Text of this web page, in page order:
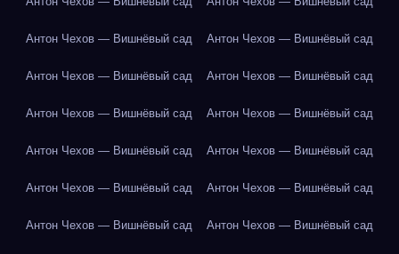
Антон Чехов — Вишнёвый сад Антон Чехов — Вишнёвый сад
Антон Чехов — Вишнёвый сад Антон Чехов — Вишнёвый сад
Антон Чехов — Вишнёвый сад Антон Чехов — Вишнёвый сад
Антон Чехов — Вишнёвый сад Антон Чехов — Вишнёвый сад
Антон Чехов — Вишнёвый сад Антон Чехов — Вишнёвый сад
Антон Чехов — Вишнёвый сад Антон Чехов — Вишнёвый сад